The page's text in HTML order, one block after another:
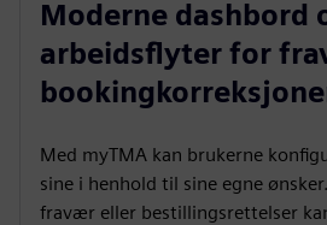
Moderne dashbord
arbeidsflyter for
Med myTMA kan brukerne
sine i henhold til sine egne
fravær eller bestillingsrettelser